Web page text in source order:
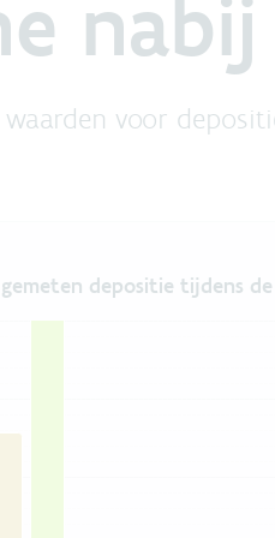
voor
de
depositie tijdens